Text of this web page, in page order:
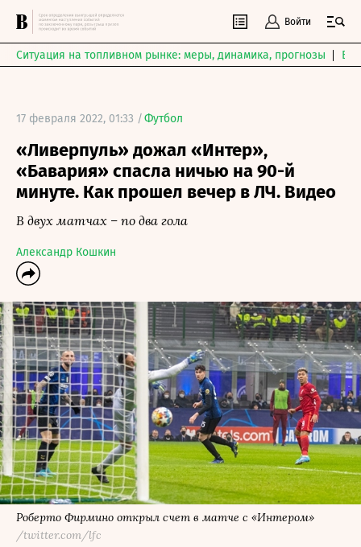
Войти
Ситуация на топливном рынке: меры, динамика, прогнозы
17 февраля 2022, 01:33 /Футбол
«Ливерпуль» дожал «Интер»,
«Бавария» спасла ничью на 90-й
минуте. Как прошел вечер в ЛЧ. Видео
В двух матчах – по два гола
Александр Кошкин
Роберто Фирмино открыл счет в матче с «Интером»
/twitter.com/lfc